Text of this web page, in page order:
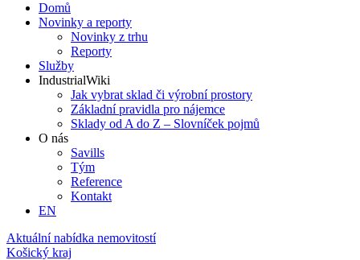
Domů
Novinky a reporty
Novinky z trhu
Reporty
Služby
IndustrialWiki
Jak vybrat sklad či výrobní prostory
Základní pravidla pro nájemce
Sklady od A do Z – Slovníček pojmů
O nás
Savills
Tým
Reference
Kontakt​
EN
Aktuální nabídka nemovitostí
Košický kraj